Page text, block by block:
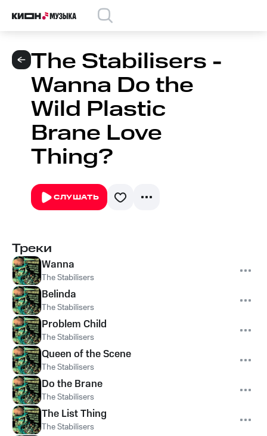
The Stabilisers -
Wanna Do the
Wild Plastic
Brane Love
Thing?
СЛУШАТЬ
Треки
Wanna
The Stabilisers
Belinda
The Stabilisers
Problem Child
The Stabilisers
Queen of the Scene
The Stabilisers
Do the Brane
The Stabilisers
The List Thing
The Stabilisers